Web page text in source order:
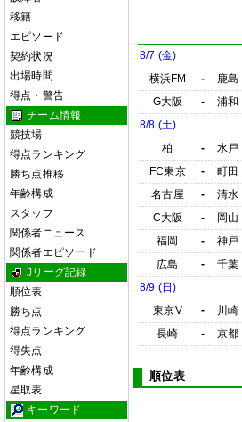
移籍
エピソード
契約状況
出場時間
得点・警告
チーム情報
競技場
得点ランキング
勝ち点推移
年齢構成
スタッフ
関係者ニュース
関係者エピソード
Jリーグ記録
順位表
勝ち点
得点ランキング
得失点
年齢構成
星取表
キーワード
8/7 (金)
横浜FM
- 鹿島
G大阪
- 浦和
8/8 (土)
柏
- 水戸
FC東京
- 町田
名古屋
- 清水
C大阪
- 岡山
福岡
- 神戸
広島
- 千葉
8/9 (日)
東京V
- 川崎
長崎
- 京都
順位表